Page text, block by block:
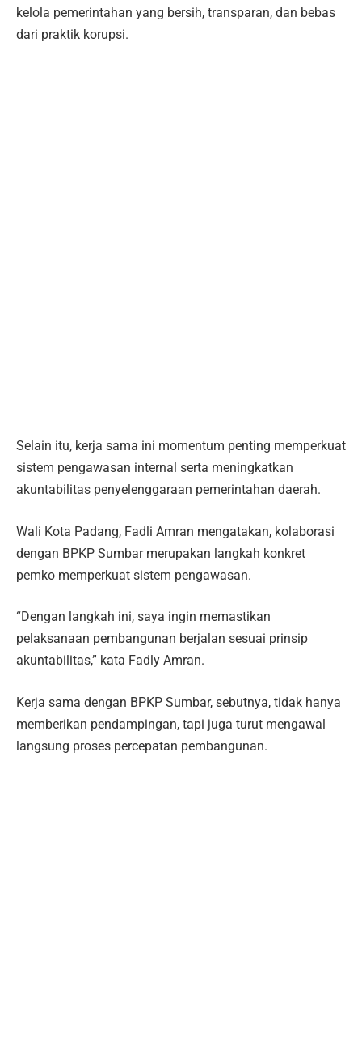
kelola pemerintahan yang bersih, transparan, dan bebas
dari praktik korupsi.
Selain itu, kerja sama ini momentum penting memperkuat
sistem pengawasan internal serta meningkatkan
akuntabilitas penyelenggaraan pemerintahan daerah.
Wali Kota Padang, Fadli Amran mengatakan, kolaborasi
dengan BPKP Sumbar merupakan langkah konkret
pemko memperkuat sistem pengawasan.
“Dengan langkah ini, saya ingin memastikan
pelaksanaan pembangunan berjalan sesuai prinsip
akuntabilitas,” kata Fadly Amran.
Kerja sama dengan BPKP Sumbar, sebutnya, tidak hanya
memberikan pendampingan, tapi juga turut mengawal
langsung proses percepatan pembangunan.